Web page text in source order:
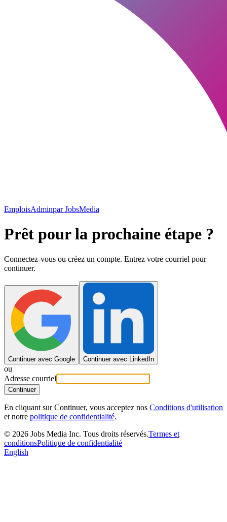
EmploisAdminpar JobsMedia
Prêt pour la prochaine étape ?
Connectez-vous ou créez un compte. Entrez votre courriel pour
continuer.
Continuer avec Google Continuer avec LinkedIn
ou
Adresse courriel
Continuer
En cliquant sur Continuer, vous acceptez nos Conditions d'utilisation
et notre politique de confidentialité.
© 2026 Jobs Media Inc. Tous droits réservés.Termes et
conditionsPolitique de confidentialité
English